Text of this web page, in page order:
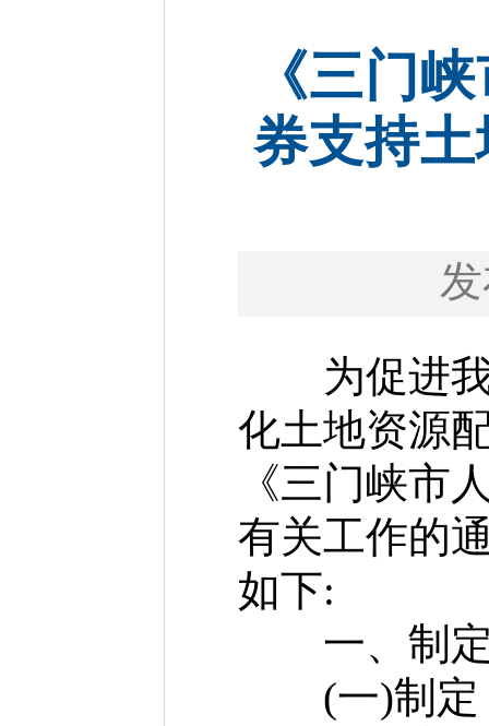
《三门
券支持
为促进我
化土地资源
《三门峡市
有关工作的
如下:
一、制定
(一)制定